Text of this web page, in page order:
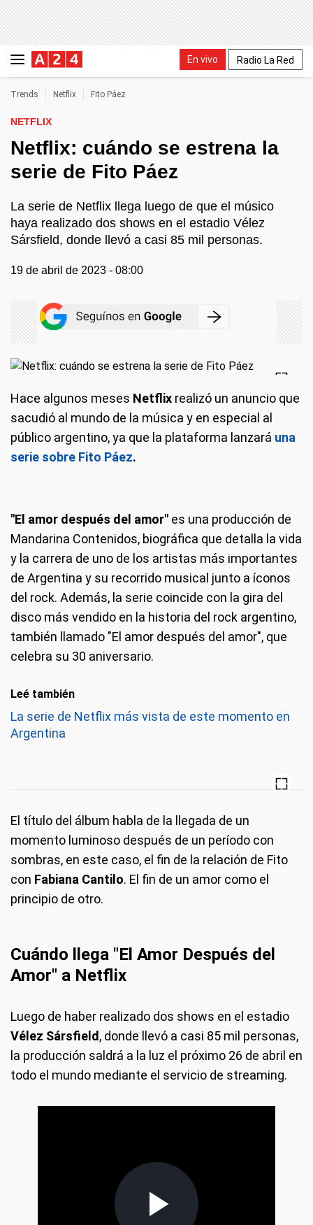
En vivo Radio La Red
Trends Netflix Fito Páez
NETFLIX
Netflix: cuándo se estrena la
serie de Fito Páez
La serie de Netflix llega luego de que el músico
haya realizado dos shows en el estadio Vélez
Sársfield, donde llevó a casi 85 mil personas.
19 de abril de 2023 - 08:00
Hace algunos meses Netflix realizó un anuncio que
sacudió al mundo de la música y en especial al
público argentino, ya que la plataforma lanzará una
serie sobre Fito Páez.
"El amor después del amor" es una producción de
Mandarina Contenidos, biográfica que detalla la vida
y la carrera de uno de los artistas más importantes
de Argentina y su recorrido musical junto a íconos
del rock. Además, la serie coincide con la gira del
disco más vendido en la historia del rock argentino,
también llamado "El amor después del amor", que
celebra su 30 aniversario.
Leé también
La serie de Netflix más vista de este momento en
Argentina
El título del álbum habla de la llegada de un
momento luminoso después de un período con
sombras, en este caso, el fin de la relación de Fito
con Fabiana Cantilo. El fin de un amor como el
principio de otro.
Cuándo llega "El Amor Después del
Amor" a Netflix
Luego de haber realizado dos shows en el estadio
Vélez Sársfield, donde llevó a casi 85 mil personas,
la producción saldrá a la luz el próximo 26 de abril en
todo el mundo mediante el servicio de streaming.